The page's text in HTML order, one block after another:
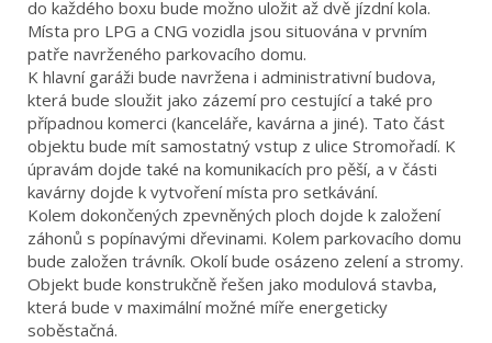
do každého boxu bude možno uložit až dvě jízdní kola.
Místa pro LPG a CNG vozidla jsou situována v prvním
patře navrženého parkovacího domu.
K hlavní garáži bude navržena i administrativní budova,
která bude sloužit jako zázemí pro cestující a také pro
případnou komerci (kanceláře, kavárna a jiné). Tato část
objektu bude mít samostatný vstup z ulice Stromořadí. K
úpravám dojde také na komunikacích pro pěší, a v části
kavárny dojde k vytvoření místa pro setkávání.
Kolem dokončených zpevněných ploch dojde k založení
záhonů s popínavými dřevinami. Kolem parkovacího domu
bude založen trávník. Okolí bude osázeno zelení a stromy.
Objekt bude konstrukčně řešen jako modulová stavba,
která bude v maximální možné míře energeticky
soběstačná.